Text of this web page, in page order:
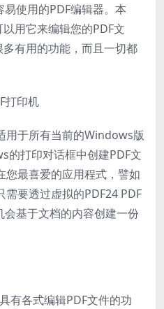
使用的PDF编辑器。本
用它来编辑您的PDF文
有用的功能，而且一切都
打印机
用于所有当前的Windows版
的打印对话框中创建PDF文
您最喜爱的应用程式，譬如
要透过虚拟的PDF24 PDF
基于文档的内容创建一份
有各式编辑PDF文件的功